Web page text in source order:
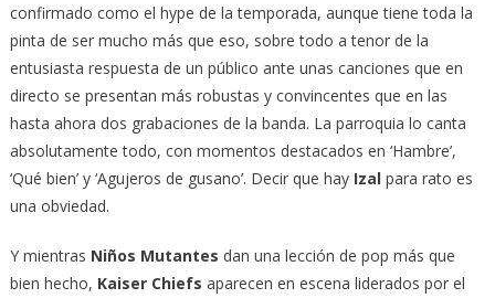
confirmado como el hype de la temporada, aunque tiene toda la
pinta de ser mucho más que eso, sobre todo a tenor de la
entusiasta respuesta de un público ante unas canciones que en
directo se presentan más robustas y convincentes que en las
hasta ahora dos grabaciones de la banda. La parroquia lo canta
absolutamente todo, con momentos destacados en ‘Hambre’,
‘Qué bien’ y ‘Agujeros de gusano’. Decir que hay Izal para rato es
una obviedad.
Y mientras Niños Mutantes dan una lección de pop más que
bien hecho, Kaiser Chiefs aparecen en escena liderados por el